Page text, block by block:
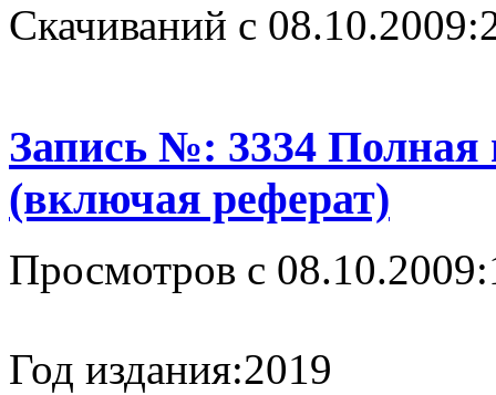
Cкачиваний с 08.10.2009:
Запись №: 3334 Полная
(включая реферат)
Просмотров с 08.10.2009:
Год издания:2019